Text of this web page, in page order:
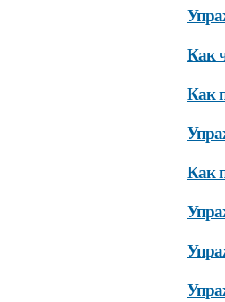
Как
Как
Как